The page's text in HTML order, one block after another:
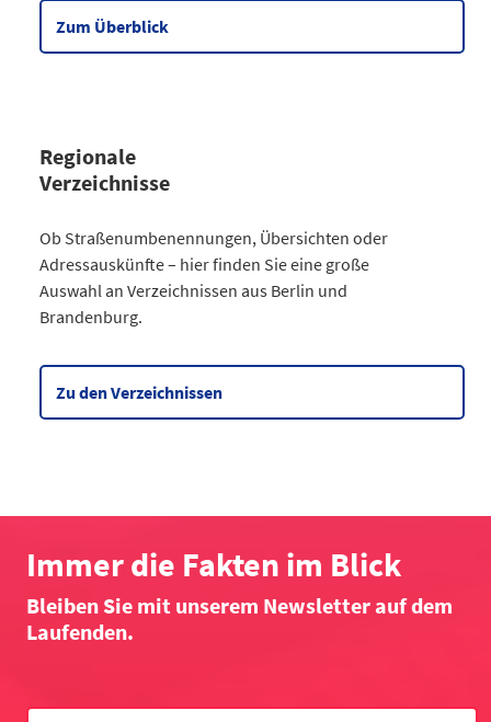
Datentabelle zum Diagramm
Zum Überblick
Regionale
Verzeichnisse
Datentabelle zum Diagramm
KategorieStraßenumbenennungen Berlin
2013
7
2014
8
2015
8
2022
2
2024
4
2025
6
Ob Straßenumbenennungen, Übersichten oder
Adressauskünfte – hier finden Sie eine große
Auswahl an Verzeichnissen aus Berlin und
Brandenburg.
Zu den Verzeichnissen
Immer die Fakten im Blick
Bleiben Sie mit unserem Newsletter auf dem
Laufenden.